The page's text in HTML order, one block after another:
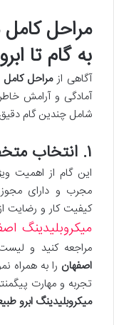
مراحل کامل
به گام تا
آگاهی ازمراحل کامل
آمادگی و آرامش
شامل چندین گام
۱. انتخاب متخصص و مرکز معتبر
این گام از اهمیت
مجرب و دارای مجوز
کیفیت کار و رضایت
میکروبلیدینگ
مراجعه کنید و
اصفهان را به همراه
تجربه و مهارت
میکروبلیدینگ ابرو